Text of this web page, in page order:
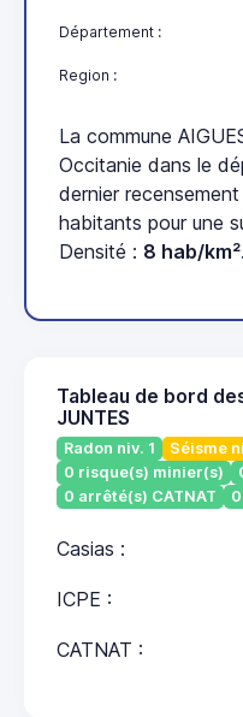
Département :
Region :
La commune
Occitanie dans le
dernier
habitants pour une
Densité : 8 hab/km².
Tableau de bord
JUNTES
Radon niv. 1 Séisme
0 risque(s) minier(s)
0 arrêté(s) CATNAT
Casias :
ICPE :
CATNAT :